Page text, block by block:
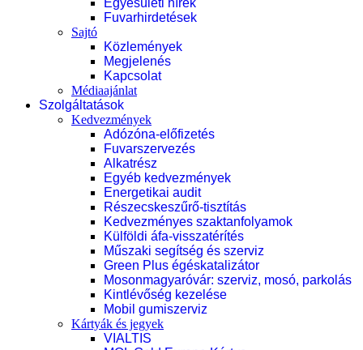
Egyesületi hírek
Fuvarhirdetések
Sajtó
Közlemények
Megjelenés
Kapcsolat
Médiaajánlat
Szolgáltatások
Kedvezmények
Adózóna-előfizetés
Fuvarszervezés
Alkatrész
Egyéb kedvezmények
Energetikai audit
Részecskeszűrő-tisztítás
Kedvezményes szaktanfolyamok
Külföldi áfa-visszatérítés
Műszaki segítség és szerviz
Green Plus égéskatalizátor
Mosonmagyaróvár: szerviz, mosó, parkolás
Kintlévőség kezelése
Mobil gumiszerviz
Kártyák és jegyek
VIALTIS